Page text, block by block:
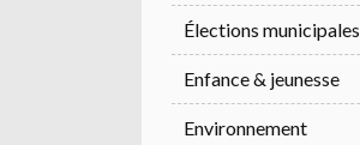
Élections municipales
Enfance & jeunesse
Environnement